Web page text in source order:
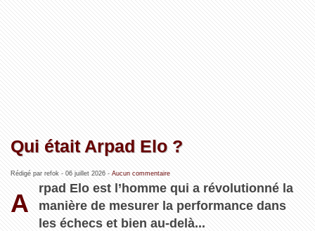
Qui était Arpad Elo ?
Rédigé par refok - 06 juillet 2026- Aucun commentaire
A
rpad Elo est l’homme qui a révolutionné la
manière de mesurer la performance dans
les échecs et bien au‑delà...